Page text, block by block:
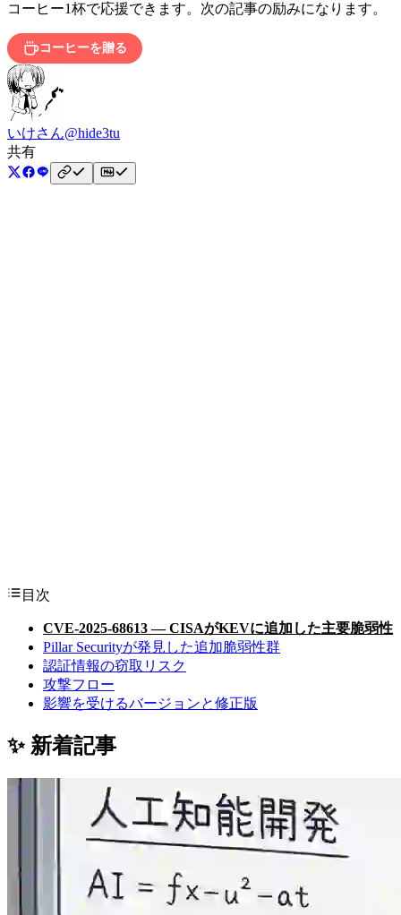
コーヒー1杯で応援できます。次の記事の励みになります。
コーヒーを贈る
いけさん@hide3tu
共有
目次
CVE-2025-68613 — CISAがKEVに追加した主要脆弱性
Pillar Securityが発見した追加脆弱性群
認証情報の窃取リスク
攻撃フロー
影響を受けるバージョンと修正版
✨ 新着記事